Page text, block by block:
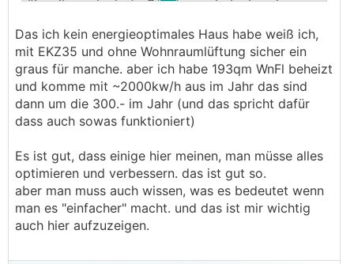
überdimensionierte Gastherme bei mir, sehr
is bei mir auch warm...ich hätte das ganze besser
und billiger haben können.
Das ich kein energieoptimales Haus habe weiß ich,
mit EKZ35 und ohne Wohnraumlüftung sicher ein
graus für manche. aber ich habe 193qm WnFl beheizt
und komme mit ~2000kw/h aus im Jahr das sind
dann um die 300.- im Jahr (und das spricht dafür
dass auch sowas funktioniert)
Es ist gut, dass einige hier meinen, man müsse alles
optimieren und verbessern. das ist gut so.
aber man muss auch wissen, was es bedeutet wenn
man es "einfacher" macht. und das ist mir wichtig
auch hier aufzuzeigen.